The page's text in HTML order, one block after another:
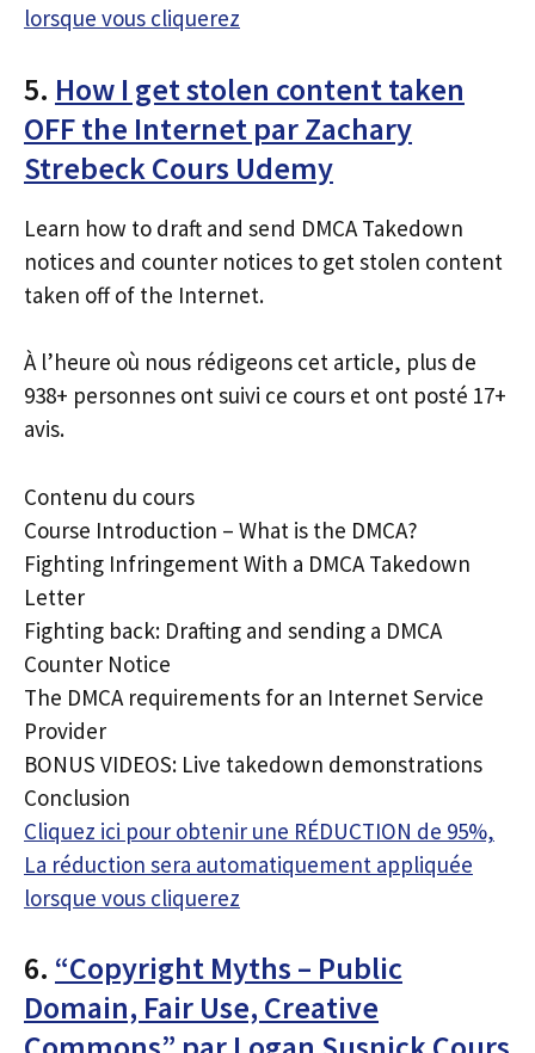
lorsque vous cliquerez
5. How I get stolen content taken
OFF the Internet par Zachary
Strebeck Cours Udemy
Learn how to draft and send DMCA Takedown
notices and counter notices to get stolen content
taken off of the Internet.
À l’heure où nous rédigeons cet article, plus de
938+ personnes ont suivi ce cours et ont posté 17+
avis.
Contenu du cours
Course Introduction – What is the DMCA?
Fighting Infringement With a DMCA Takedown
Letter
Fighting back: Drafting and sending a DMCA
Counter Notice
The DMCA requirements for an Internet Service
Provider
BONUS VIDEOS: Live takedown demonstrations
Conclusion
Cliquez ici pour obtenir une RÉDUCTION de 95%,
La réduction sera automatiquement appliquée
lorsque vous cliquerez
6. “Copyright Myths – Public
Domain, Fair Use, Creative